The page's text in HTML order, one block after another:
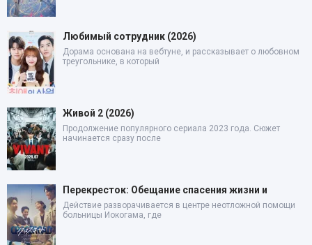
Любимый сотрудник (2026)
Дорама основана на вебтуне, и рассказывает о любовном
треугольнике, в который
Живой 2 (2026)
Продолжение популярного сериала 2023 года. Сюжет
начинается сразу после
Перекресток: Обещание спасения жизни и
Действие разворачивается в центре неотложной помощи
больницы Иокогама, где